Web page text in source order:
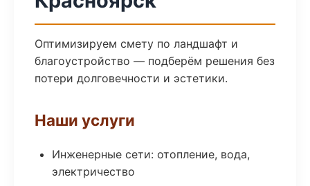
Оптимизируем смету по ландшафт и
благоустройство — подберём решения без
потери долговечности и эстетики.
Наши услуги
Инженерные сети: отопление, вода,
электричество